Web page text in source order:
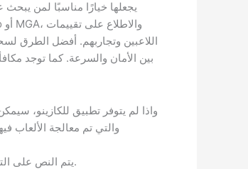
يجعلها خيارًا مناسبًا لمن يبحث
اللاعبين وتجاربهم. أفضل الطرق
بين الأمان والسرعة. كما توجد
واذا لم يتوفر تطبيق للكازينو،
والتي تم معالجة الألعاب
يتم النص على التحقق الإلزامي في شروط اتفاقية المستخدم.